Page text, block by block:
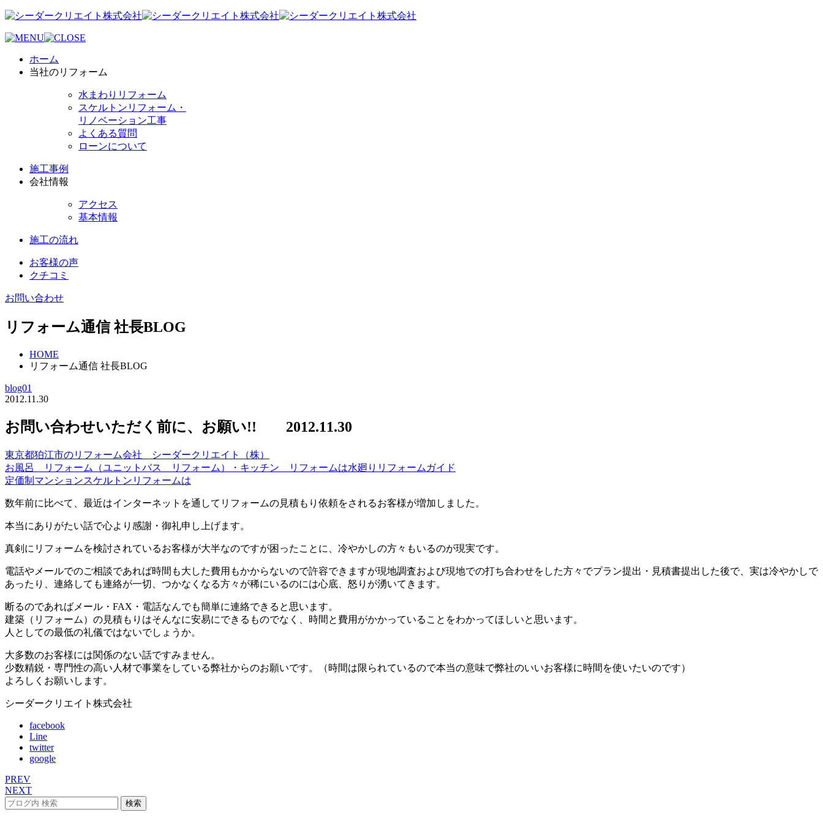
ホーム
当社のリフォーム
水まわりリフォーム
スケルトンリフォーム・
リノベーション工事
よくある質問
ローンについて
施工事例
会社情報
アクセス
基本情報
施工の流れ
お客様の声
クチコミ
お問い合わせ
リフォーム通信 社長BLOG
HOME
リフォーム通信 社長BLOG
blog01
2012.11.30
お問い合わせいただく前に、お願い!! 2012.11.30
東京都狛江市のリフォーム会社 シーダークリエイト（株）
お風呂 リフォーム（ユニットバス リフォーム）・キッチン リフォームは水廻りリフォームガイド
定価制マンションスケルトンリフォームは
数年前に比べて、最近はインターネットを通してリフォームの見積もり依頼をされるお客様が増加しました。
本当にありがたい話で心より感謝・御礼申し上げます。
真剣にリフォームを検討されているお客様が大半なのですが困ったことに、冷やかしの方々もいるのが現実です。
電話やメールでのご相談であれば時間も大した費用もかからないので許容できますが現地調査および現地での打ち合わせをした方々でプラン提出・見積書提出した後で、実は冷やかしで
あったり、連絡しても連絡が一切、つかなくなる方々が稀にいるのには心底、怒りが湧いてきます。
断るのであればメール・FAX・電話なんでも簡単に連絡できると思います。
建築（リフォーム）の見積もりはそんなに安易にできるものでなく、時間と費用がかかっていることをわかってほしいと思います。
人としての最低の礼儀ではないでしょうか。
大多数のお客様には関係のない話ですみません。
少数精鋭・専門性の高い人材で事業をしている弊社からのお願いです。（時間は限られているので本当の意味で弊社のいいお客様に時間を使いたいのです）
よろしくお願いします。
シーダークリエイト株式会社
facebook
Line
twitter
google
PREV
NEXT